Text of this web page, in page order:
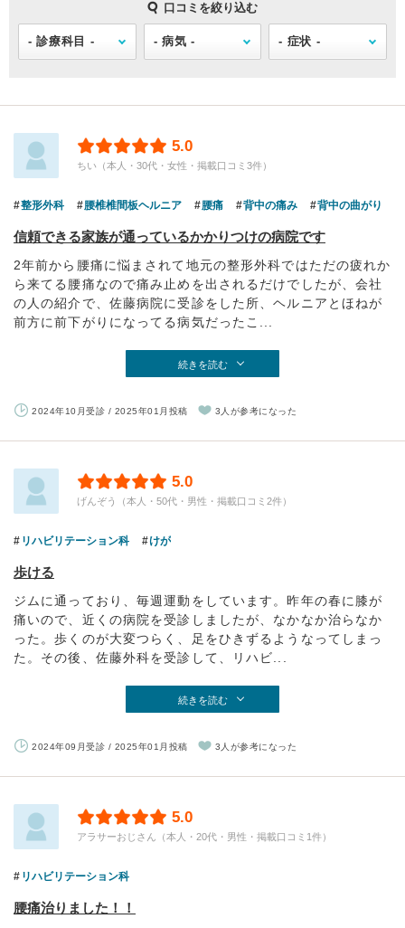
口コミを絞り込む
5.0
ちい（本人・30代・女性・掲載口コミ3件）
整形外科 腰椎椎間板ヘルニア 腰痛 背中の痛み 背中の曲がり
信頼できる家族が通っているかかりつけの病院です
2年前から腰痛に悩まされて地元の整形外科ではただの疲れか
ら来てる腰痛なので痛み止めを出されるだけでしたが、会社
の人の紹介で、佐藤病院に受診をした所、ヘルニアとほねが
前方に前下がりになってる病気だったこ...
続きを読む
2024年10月受診 / 2025年01月投稿 3人が参考になった
5.0
げんぞう（本人・50代・男性・掲載口コミ2件）
リハビリテーション科 けが
歩ける
ジムに通っており、毎週運動をしています。昨年の春に膝が
痛いので、近くの病院を受診しましたが、なかなか治らなか
った。歩くのが大変つらく、足をひきずるようなってしまっ
た。その後、佐藤外科を受診して、リハビ...
続きを読む
2024年09月受診 / 2025年01月投稿 3人が参考になった
5.0
アラサーおじさん（本人・20代・男性・掲載口コミ1件）
リハビリテーション科
腰痛治りました！！